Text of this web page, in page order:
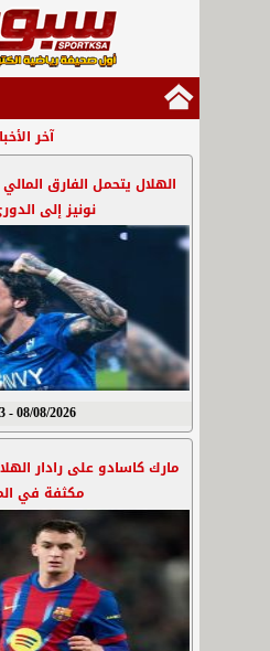
آخر
الهلال يتحمل الفارق
نونيز إلى
08/08/2026 - 1:53 م
مارك كاسادو على رادار
مكثفة في